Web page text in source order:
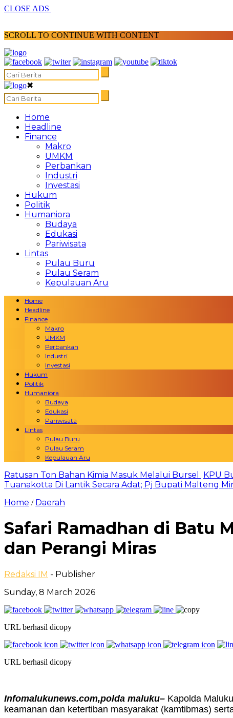
CLOSE ADS
SCROLL TO CONTINUE WITH CONTENT
✖
Home
Headline
Finance
Makro
UMKM
Perbankan
Industri
Investasi
Hukum
Politik
Humaniora
Budaya
Edukasi
Pariwisata
Lintas
Pulau Buru
Pulau Seram
Kepulauan Aru
Home
Headline
Finance
Makro
UMKM
Perbankan
Industri
Investasi
Hukum
Politik
Humaniora
Budaya
Edukasi
Pariwisata
Lintas
Pulau Buru
Pulau Seram
Kepulauan Aru
Ratusan Ton Bahan Kimia Masuk Melalui Bursel KPU
Tuanakotta Di Lantik Secara Adat; Pj Bupati Malteng
Home / Daerah
Safari Ramadhan di Batu
dan Perangi Miras
Redaksi IM - Publisher
Sunday, 8 March 2026
URL berhasil dicopy
URL berhasil dicopy
Infomalukunews.com,polda maluku– Kapolda
keamanan dan ketertiban masyarakat (kamtibmas)